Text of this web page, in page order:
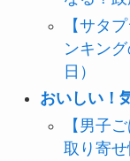
【サタ
ンキン
日）
おいしい！
【男子
取り寄